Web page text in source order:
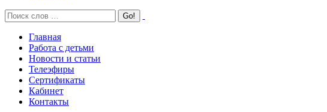
Главная
Работа с детьми
Новости и статьи
Телеэфиры
Сертификаты
Кабинет
Контакты